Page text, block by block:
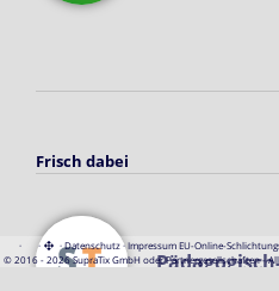
Frisch dabei
· · ·Datenschutz·Impressum EU-Online-
© 2016 - 2026 SupraTix GmbH oder Partnergesellschaften -